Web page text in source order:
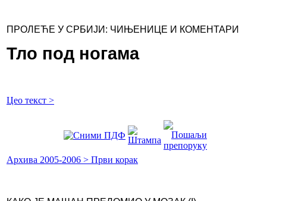
ПРОЛЕЋЕ У СРБИЈИ: ЧИЊЕНИЦЕ И КОМЕНТАРИ
Тло под ногама
Цео текст >
Архива 2005-2006 > Први корак